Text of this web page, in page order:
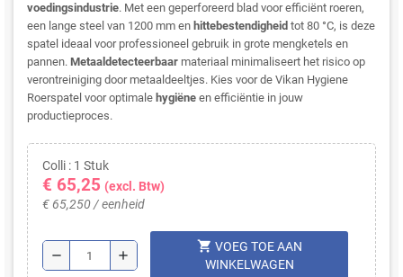
voedingsindustrie. Met een geperforeerd blad voor efficiënt roeren,
een lange steel van 1200 mm en hittebestendigheid tot 80 °C, is deze
spatel ideaal voor professioneel gebruik in grote mengketels en
pannen. Metaaldetecteerbaar materiaal minimaliseert het risico op
verontreiniging door metaaldeeltjes. Kies voor de Vikan Hygiene
Roerspatel voor optimale hygiëne en efficiëntie in jouw
productieproces.
Colli : 1 Stuk
€ 65,25 (excl. Btw)
€ 65,250 / eenheid
remove add
shopping_cart VOEG TOE AAN
WINKELWAGEN